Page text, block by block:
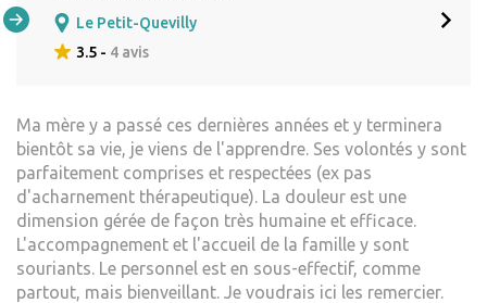
Le Petit-Quevilly
3.5 - 4 avis
Ma mère y a passé ces dernières années et y terminera
bientôt sa vie, je viens de l'apprendre. Ses volontés y sont
parfaitement comprises et respectées (ex pas
d'acharnement thérapeutique). La douleur est une
dimension gérée de façon très humaine et efficace.
L'accompagnement et l'accueil de la famille y sont
souriants. Le personnel est en sous-effectif, comme
partout, mais bienveillant. Je voudrais ici les remercier.